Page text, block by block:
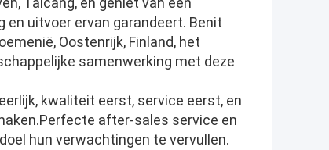
en uitvoer ervan garandeert. Benit
Oostenrijk, Finland, het
samenwerking met deze
kwaliteit eerst, service eerst, en
after-sales service en
hun verwachtingen te vervullen.